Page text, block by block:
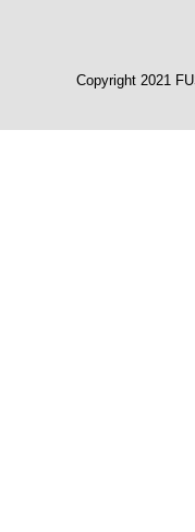
Copyright 2021